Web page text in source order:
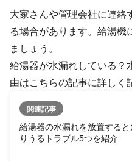
大家さんや管理会社に連絡
る場合があります。給湯機
ましょう。
給湯器が水漏れしている？
由はこちらの記事に詳しく
関連記事
給湯器の水漏れを放置すると
りうるトラブル5つを紹介